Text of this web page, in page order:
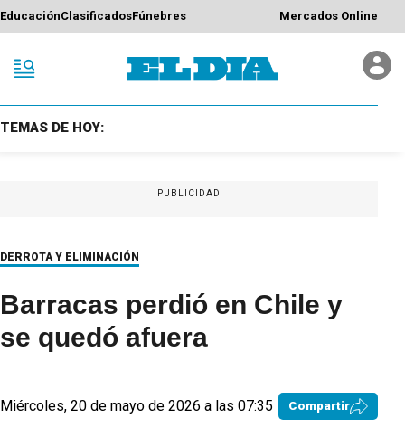
EducaciónClasificadosFúnebres Mercados Online
TEMAS DE HOY:
PUBLICIDAD
DERROTA Y ELIMINACIÓN
Barracas perdió en Chile y
se quedó afuera
Miércoles, 20 de mayo de 2026 a las 07:35 Compartir